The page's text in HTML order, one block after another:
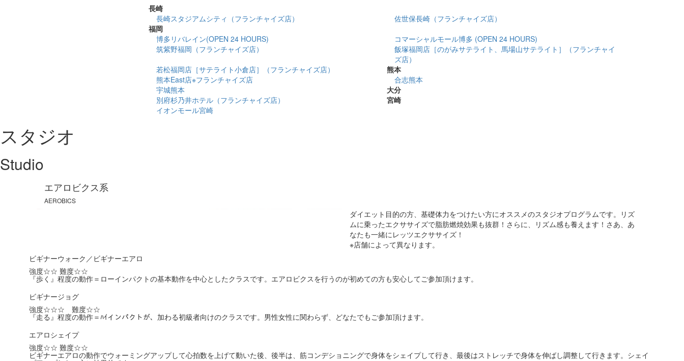
長崎
長崎スタジアムシティ（フランチャイズ店）
佐世保長崎（フランチャイズ店）
福岡
博多リバレイン(OPEN 24 HOURS)
コマーシャルモール博多 (OPEN 24 HOURS)
筑紫野福岡（フランチャイズ店）
飯塚福岡店［のがみサテライト、馬場山サテライト］（フランチャイ
ズ店）
若松福岡店［サテライト小倉店］（フランチャイズ店）
熊本
熊本East店※フランチャイズ店
合志熊本
宇城熊本
大分
別府杉乃井ホテル（フランチャイズ店）
宮崎
イオンモール宮崎
スタジオ
Studio
エアロビクス系
AEROBICS
ダイエット目的の方、基礎体力をつけたい方にオススメのスタジオプログラムです。リズ
ムに乗ったエクササイズで脂肪燃焼効果も抜群！さらに、リズム感も養えます！さあ、あ
なたも一緒にレッツエクササイズ！
※店舗によって異なります。
ビギナーウォーク／ビギナーエアロ
強度☆☆ 難度☆☆
『歩く』程度の動作＝ローインパクトの基本動作を中心としたクラスです。エアロビクスを行うのが初めての方も安心してご参加頂けます。
ビギナージョグ
強度☆☆☆ 難度☆☆
『走る』程度の動作＝ﾊｲインパクトが、加わる初級者向けのクラスです。男性女性に関わらず、どなたでもご参加頂けます。
エアロシェイプ
強度☆☆ 難度☆☆
ビギナーエアロの動作でウォーミングアップして心拍数を上げて動いた後、後半は、筋コンデショニングで身体をシェイプして行き、最後はストレッチで身体を伸ばし調整して行きます。シェイ